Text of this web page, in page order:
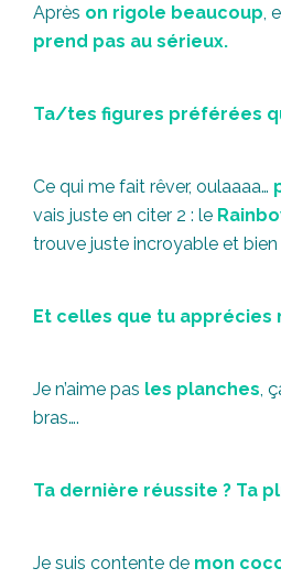
Après on rigole beaucoup ,
prend pas au sérieux.
Ta/tes figures préférées
Ce qui me fait rêver, oulaaaa…
vais juste en citer 2 : le
trouve juste incroyable et bien
Et celles que tu apprécies
Je n’aime pas les planches ,
bras….
Ta dernière réussite ? Ta
Je suis contente de mon